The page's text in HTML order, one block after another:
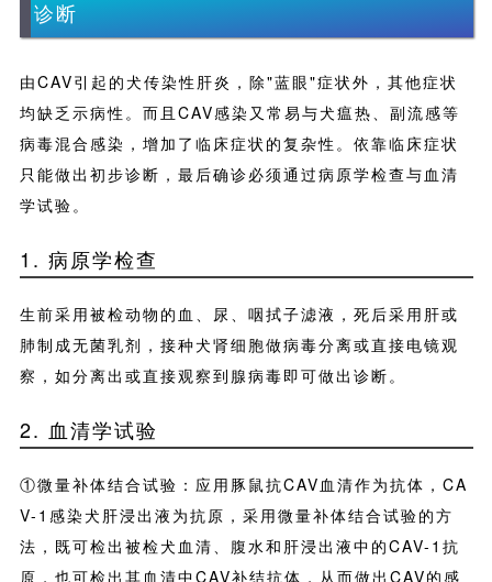
诊断
由CAV引起的犬传染性肝炎，除"蓝眼"症状外，其他症状
均缺乏示病性。而且CAV感染又常易与犬瘟热、副流感等
病毒混合感染，增加了临床症状的复杂性。依靠临床症状
只能做出初步诊断，最后确诊必须通过病原学检查与血清
学试验。
1. 病原学检查
生前采用被检动物的血、尿、咽拭子滤液，死后采用肝或
肺制成无菌乳剂，接种犬肾细胞做病毒分离或直接电镜观
察，如分离出或直接观察到腺病毒即可做出诊断。
2. 血清学试验
①微量补体结合试验：应用豚鼠抗CAV血清作为抗体，CA
V-1感染犬肝浸出液为抗原，采用微量补体结合试验的方
法，既可检出被检犬血清、腹水和肝浸出液中的CAV-1抗
原，也可检出其血清中CAV补结抗体，从而做出CAV的感